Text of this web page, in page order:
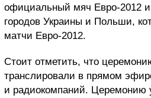
официальный мяч Евро-2012
городов Украины и Польши,
матчи Евро-2012.
Стоит отметить, что
транслировали в прямом
и радиокомпаний. Церемонию